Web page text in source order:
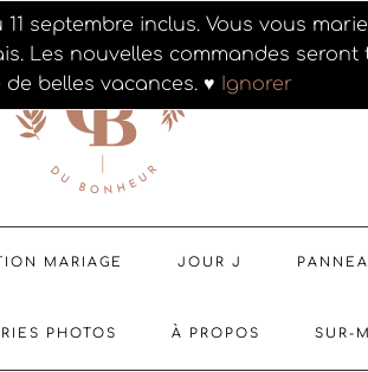
septembre inclus. Vous vous
Les nouvelles commandes seront
belles vacances. ♥
Ignorer
MARIAGE JOUR J
PHOTOS À PROPOS SUR-